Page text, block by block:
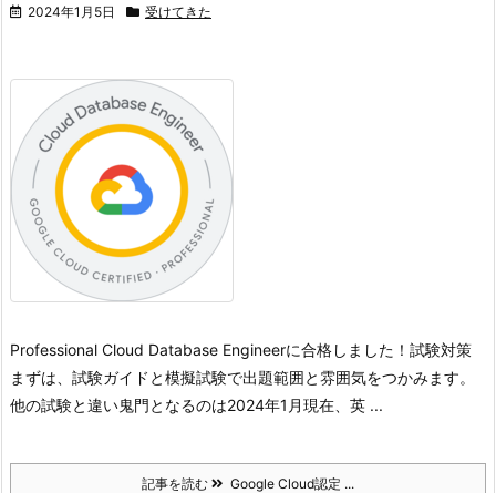
2024年1月5日 受けてきた
Professional Cloud Database Engineerに合格しました！ 試験対策
まずは、試験ガイドと模擬試験で出題範囲と雰囲気をつかみます。
他の試験と違い鬼門となるのは2024年1月現在、英 ...
記事を読む Google Cloud認定 ...